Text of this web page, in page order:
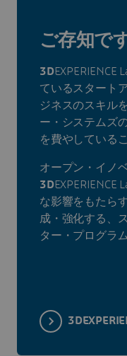
ご存知で
3DEXPERIENCE
ているスタート
ジネスのスキル
ー・システムズ
を費やしている
オープン・イノ
3DEXPERIENCE
な影響をもたら
成・強化する、
ター・プログラ